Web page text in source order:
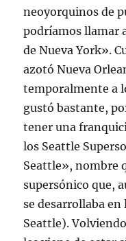
neoyorquinos de
podríamos llamar
de Nueva York».
azotó Nueva
temporalmente a
gustó bastante,
tener una
los Seattle
Seattle», nombre
supersónico que,
se desarrollaba en
Seattle).